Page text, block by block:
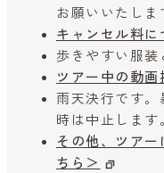
お願いいたしま
キャンセル料に
歩きやすい服装
ツアー中の動画
雨天決行です。
時は中止します
その他、ツアー
ちら＞